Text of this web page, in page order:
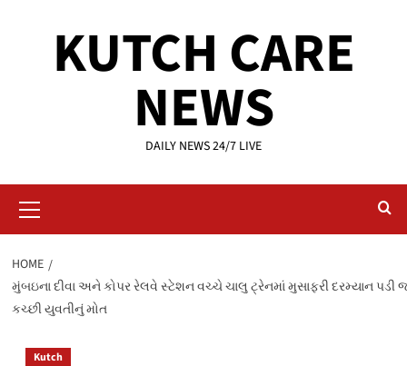
KUTCH CARE
NEWS
DAILY NEWS 24/7 LIVE
Menu
HOME
મુંબઇના દીવા અને કોપર રેલવે સ્ટેશન વચ્ચે ચાલુ ટ્રેનમાં મુસાફરી દરમ્યાન પડી
કચ્છી યુવતીનું મોત
Kutch